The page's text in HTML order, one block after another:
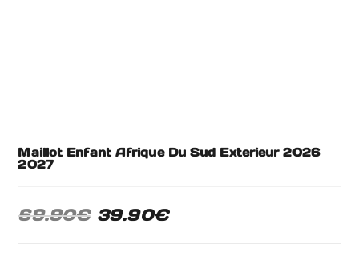
Maillot Enfant Afrique Du Sud Exterieur 2026
2027
69.90€ 39.90€